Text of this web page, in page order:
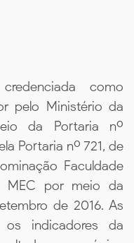
como
pelo Ministério da
da Portaria nº
Portaria nº 721, de
Faculdade
MEC por meio da
de 2016. As
os indicadores da